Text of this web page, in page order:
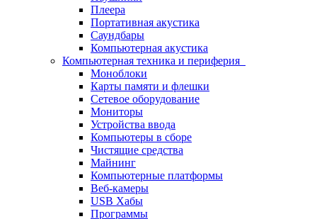
Плеера
Портативная акустика
Саундбары
Компьютерная акустика
Компьютерная техника и периферия
Моноблоки
Карты памяти и флешки
Сетевое оборудование
Мониторы
Устройства ввода
Компьютеры в сборе
Чистящие средства
Майнинг
Компьютерные платформы
Веб-камеры
USB Хабы
Программы